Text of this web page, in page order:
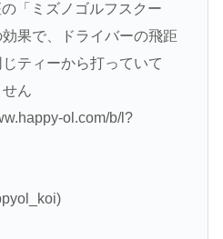
「ミズノゴルフスクー
果で、ドライバーの飛距
ティーから打っていて
ん
ol.com/b/l?